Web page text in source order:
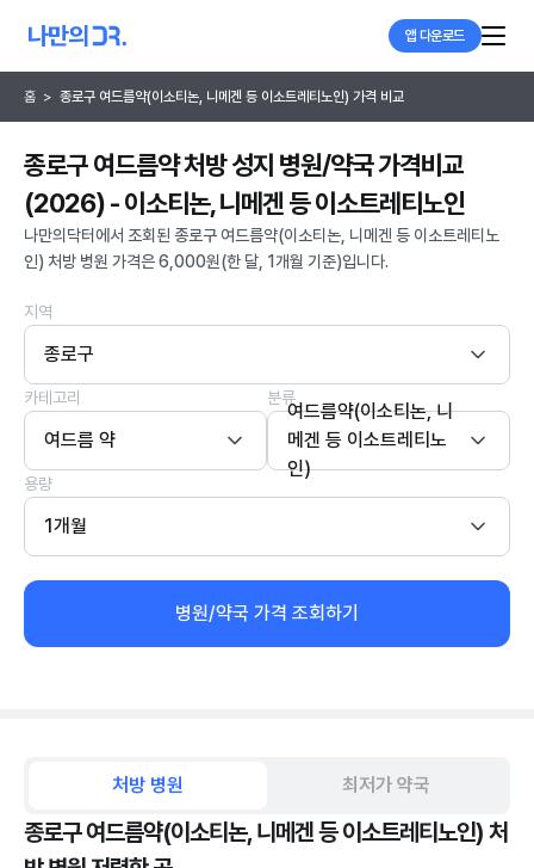
앱 다운로드
홈 > 종로구 여드름약(이소티논, 니메겐 등 이소트레티노인) 가격 비교
종로구 여드름약 처방 성지 병원/약국 가격비교
(2026) - 이소티논, 니메겐 등 이소트레티노인
나만의닥터에서 조회된 종로구 여드름약(이소티논, 니메겐 등 이소트레티노
인) 처방 병원 가격은 6,000원(한 달, 1개월 기준)입니다.
지역
종로구
카테고리
여드름 약
분류
여드름약(이소티논, 니
메겐 등 이소트레티노
인)
용량
1개월
병원/약국 가격 조회하기
처방 병원 최저가 약국
종로구 여드름약(이소티논, 니메겐 등 이소트레티노인) 처